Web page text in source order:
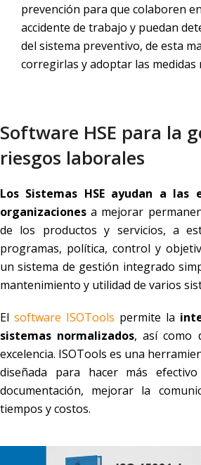
prevención para que colaboren
accidente de trabajo y puedan
del sistema preventivo, de esta
corregirlas y adoptar las medidas
Software HSE para la
riesgos laborales
Los Sistemas HSE ayudan a las
organizaciones a mejorar
de los productos y servicios, a
programas, política, control y
un sistema de gestión integrado
mantenimiento y utilidad de varios
El software ISOTools permite la
sistemas normalizados, así como
excelencia. ISOTools es una
diseñada para hacer más
documentación, mejorar la
tiempos y costos.